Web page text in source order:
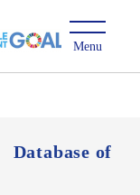
Database of